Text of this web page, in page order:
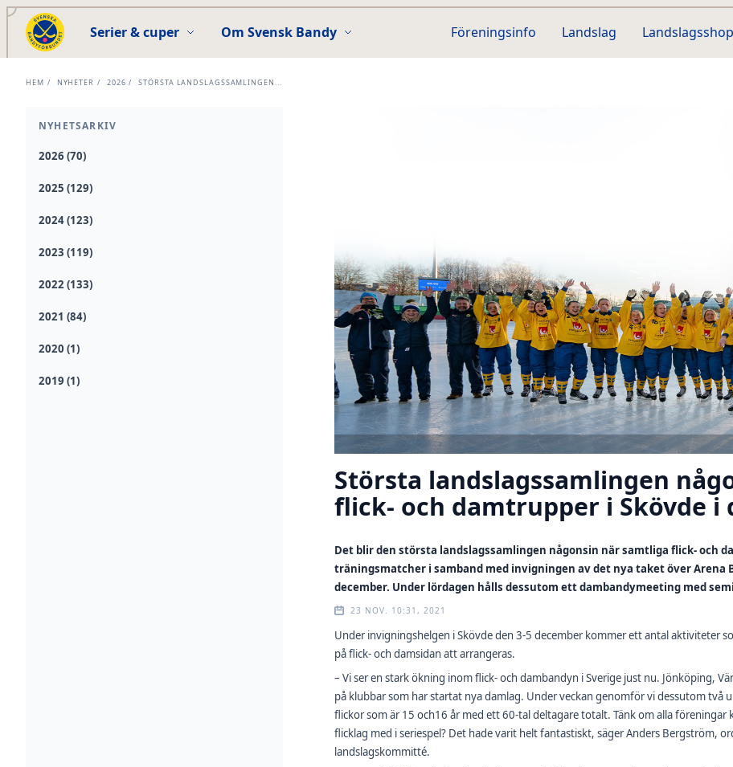
Serier & cuper Om Svensk Bandy Föreningsinfo Landslag
HEM / NYHETER / 2026 / STÖRSTA LANDSLAGSSAMLINGEN...
NYHETSARKIV
2026 (70)
2025 (129)
2024 (123)
2023 (119)
2022 (133)
2021 (84)
2020 (1)
2019 (1)
Största landslagssamlingen
flick- och damtrupper i Skövde i
Det blir den största landslagssamlingen någonsin när samtliga flick- och
träningsmatcher i samband med invigningen av det nya taket över Arena
december. Under lördagen hålls dessutom ett dambandymeeting med
23 NOV. 10:31, 2021
Under invigningshelgen i Skövde den 3-5 december kommer ett antal aktiviteter
på flick- och damsidan att arrangeras.
– Vi ser en stark ökning inom flick- och dambandyn i Sverige just nu. Jönköping,
på klubbar som har startat nya damlag. Under veckan genomför vi dessutom två
flickor som är 15 och16 år med ett 60-tal deltagare totalt. Tänk om alla föreningar
flicklag med i seriespel? Det hade varit helt fantastiskt, säger Anders Bergström,
landslagskommitté.